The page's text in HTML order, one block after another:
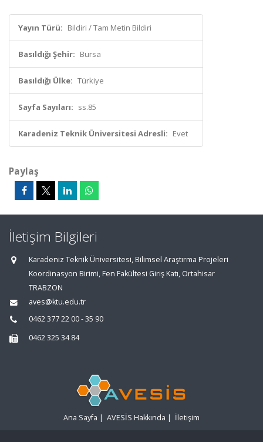
Yayın Türü: Bildiri / Tam Metin Bildiri
Basıldığı Şehir: Bursa
Basıldığı Ülke: Türkiye
Sayfa Sayıları: ss.85
Karadeniz Teknik Üniversitesi Adresli: Evet
Paylaş
İletişim Bilgileri
Karadeniz Teknik Üniversitesi, Bilimsel Araştırma Projeleri
Koordinasyon Birimi, Fen Fakültesi Giriş Katı, Ortahisar
TRABZON
aves@ktu.edu.tr
0462 377 22 00 - 35 90
0462 325 34 84
Ana Sayfa | AVESİS Hakkında | İletişim